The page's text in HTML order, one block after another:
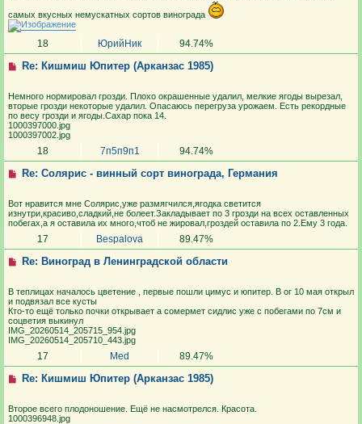
самых вкусных немускатных сортов винограда
18 ЮрийНик 94.74%
Re: Кишмиш Юпитер (Арканзас 1985)
Немного нормировал грозди. Плохо окрашенные удалил, мелкие ягоды вырезал,
вторые грозди некоторые удалил. Опасаюсь перегруза урожаем. Есть рекордные
по весу грозди и ягоды.Сахар пока 14.
1000397000.jpg
1000397002.jpg
18 7п5п9п1 94.74%
Re: Солярис - винный сорт винограда, Германия
Вот нравится мне Солярис,уже размягчился,ягодка светится
изнутри,красиво,сладкий,не болеет.Закладывает по 3 грозди на всех оставленных
побегах,а я оставила их много,чтоб не жировал,гроздей оставила по 2.Ему 3 года.
17 Bespalova 89.47%
Re: Виноград в Ленинградской области
В теплицах началось цветение , первые пошли цимус и юпитер. В ог 10 мая открыл
и подвязал все кусты
Кто-то ещё только почки открывает а сомермет сидлис уже с побегами по 7см и
соцветия выкинул
IMG_20260514_205715_954.jpg
IMG_20260514_205710_443.jpg
17 Med 89.47%
Re: Кишмиш Юпитер (Арканзас 1985)
Второе всего плодоношение. Ещё не насмотрелся. Красота.
1000396948.jpg